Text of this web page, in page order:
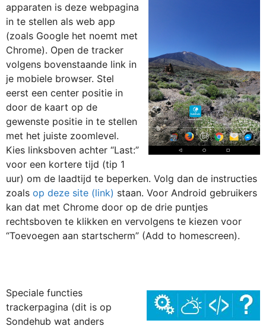
apparaten is deze webpagina
in te stellen als web app
(zoals Google het noemt met
Chrome). Open de tracker
volgens bovenstaande link in
je mobiele browser. Stel
eerst een center positie in
door de kaart op de
gewenste positie in te stellen
met het juiste zoomlevel.
Kies linksboven achter “Last:”
voor een kortere tijd (tip 1
uur) om de laadtijd te beperken. Volg dan de instructies
zoals op deze site (link) staan. Voor Android gebruikers
kan dat met Chrome door op de drie puntjes
rechtsboven te klikken en vervolgens te kiezen voor
“Toevoegen aan startscherm” (Add to homescreen).
Speciale functies
trackerpagina (dit is op
Sondehub wat anders